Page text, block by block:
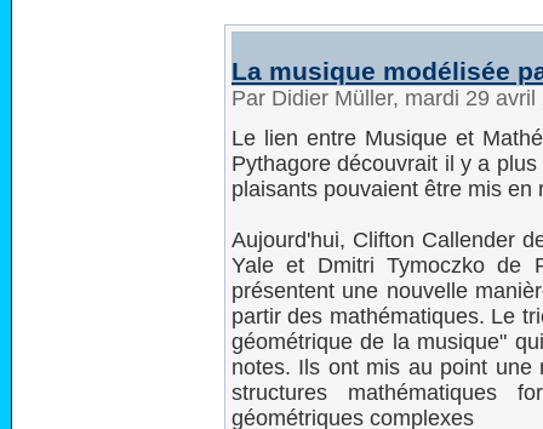
La musique modélisée
Par Didier Müller, mardi 29
Le lien entre Musique et
Pythagore découvrait il y a
plaisants pouvaient être mis
Aujourd'hui, Clifton Callender
Yale et Dmitri Tymoczko de
présentent une nouvelle
partir des mathématiques. Le
géométrique de la musique"
notes. Ils ont mis au point une
structures mathématiques
géométriques complexes